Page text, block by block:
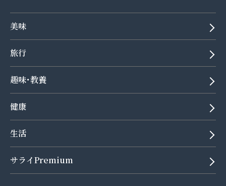
美味
旅行
趣味･教養
健康
生活
サライPremium